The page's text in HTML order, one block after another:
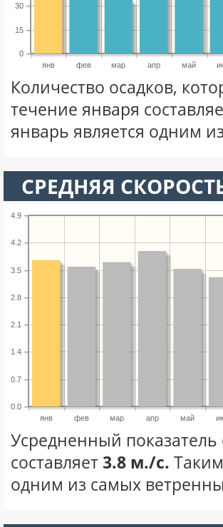
янв фев мар апр май
0
15
30
Количество осадков,
течение января
январь является одним
СРЕДНЯЯ
янв фев мар апр май
0.0
0.7
1.4
2.1
2.8
3.5
4.2
4.9
Усредненный
составляет3.8 м./с.
одним из самых